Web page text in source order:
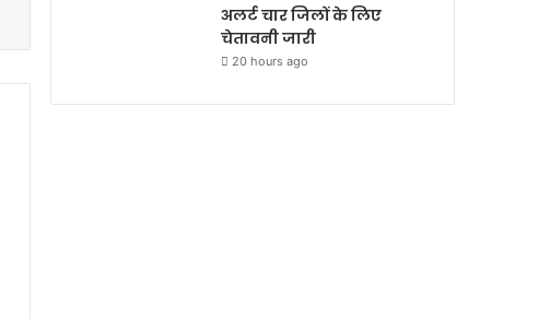
अलर्ट चार जिलों के लिए
चेतावनी जारी
20 hours ago